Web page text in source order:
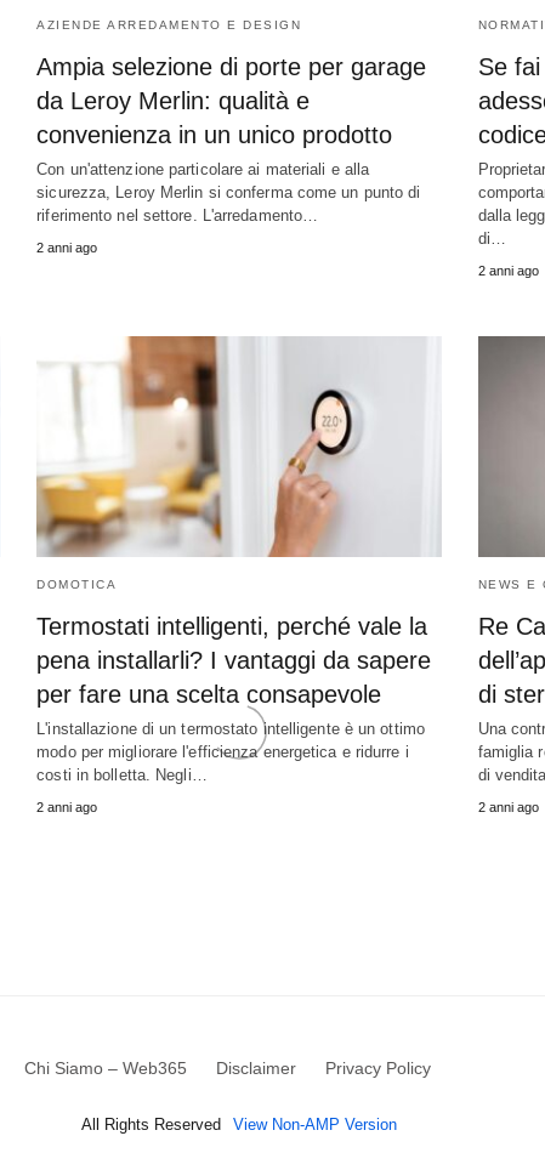
AZIENDE ARREDAMENTO E DESIGN
Ampia selezione di porte per garage
da Leroy Merlin: qualità e
convenienza in un unico prodotto
Con un'attenzione particolare ai materiali e alla
sicurezza, Leroy Merlin si conferma come un punto di
riferimento nel settore. L'arredamento…
2 anni ago
Se
dalla
di…
2 anni ago
DOMOTICA
Termostati intelligenti, perché vale la
pena installarli? I vantaggi da sapere
per fare una scelta consapevole
L'installazione di un termostato intelligente è un ottimo
modo per migliorare l'efficienza energetica e ridurre i
costi in bolletta. Negli…
2 anni ago
NEWS E
Re
di
Una
famiglia
di
2 anni ago
Chi Siamo – Web365 Disclaimer Privacy Policy
All Rights Reserved View Non-AMP Version